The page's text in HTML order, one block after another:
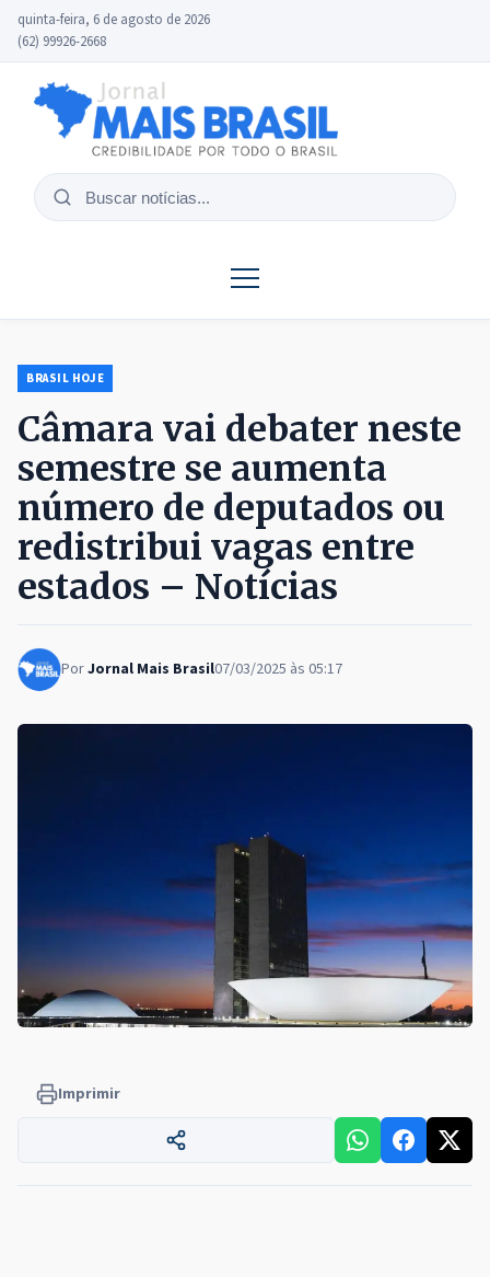
quinta-feira, 6 de agosto de 2026
(62) 99926-2668
Buscar
BRASIL HOJE
Câmara vai debater neste
semestre se aumenta
número de deputados ou
redistribui vagas entre
estados – Notícias
PorJornal Mais Brasil07/03/2025 às 05:17
Imprimir